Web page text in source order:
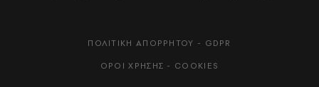
ΠΟΛΙΤΙΚΗ ΑΠΟΡΡΗΤΟΥ - GDPR
ΟΡΟΙ ΧΡΗΣΗΣ - COOKIES